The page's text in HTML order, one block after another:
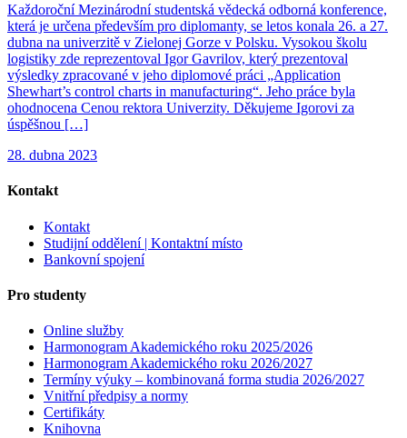
Každoroční Mezinárodní studentská vědecká odborná konference,
která je určena především pro diplomanty, se letos konala 26. a 27.
dubna na univerzitě v Zielonej Gorze v Polsku. Vysokou školu
logistiky zde reprezentoval Igor Gavrilov, který prezentoval
výsledky zpracované v jeho diplomové práci „Application
Shewhart’s control charts in manufacturing“. Jeho práce byla
ohodnocena Cenou rektora Univerzity. Děkujeme Igorovi za
úspěšnou […]
28. dubna 2023
Kontakt
Kontakt
Studijní oddělení | Kontaktní místo
Bankovní spojení
Pro studenty
Online služby
Harmonogram Akademického roku 2025/2026
Harmonogram Akademického roku 2026/2027
Termíny výuky – kombinovaná forma studia 2026/2027
Vnitřní předpisy a normy
Certifikáty
Knihovna